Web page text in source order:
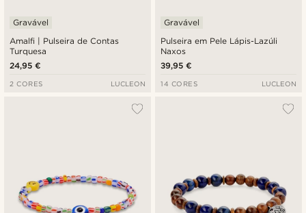
Amalfi | Pulseira de Contas
Turquesa
Gravável
24,95 €
2 CORES LUCLEON
Pulseira em Pele Lápis-Lazúli
Naxos
Gravável
39,95 €
14 CORES LUCLEON